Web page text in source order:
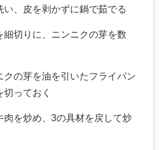
い、皮を剥かずに鍋で茹でる
細切りに、ニンニクの芽を数
クの芽を油を引いたフライパン
っておく
肉を炒め、3の具材を戻して炒